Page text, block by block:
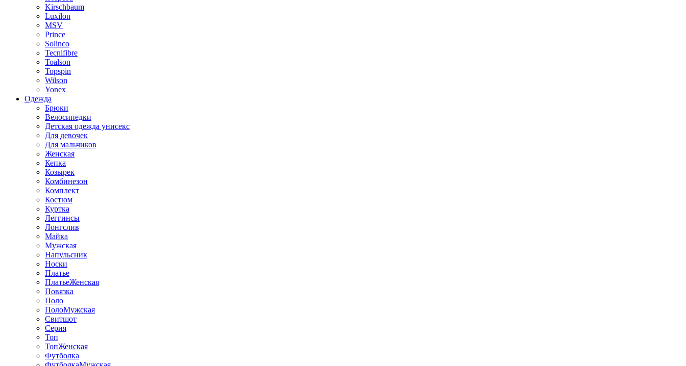
Kirschbaum
Luxilon
MSV
Prince
Solinco
Tecnifibre
Toalson
Topspin
Wilson
Yonex
Одежда
Брюки
Велосипедки
Детская одежда унисекс
Для девочек
Для мальчиков
Женская
Кепка
Козырек
Комбинезон
Комплект
Костюм
Куртка
Леггинсы
Лонгслив
Майка
Мужская
Напульсник
Носки
Платье
ПлатьеЖенская
Повязка
Поло
ПолоМужская
Свитшот
Серия
Топ
ТопЖенская
Футболка